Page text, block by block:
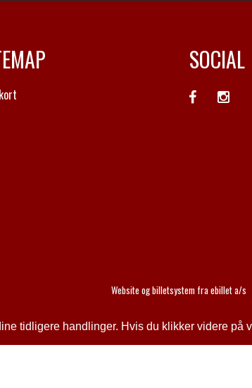
tidligere handlinger. Hvis du klikker videre på
SOCIAL
Website og billetsystem fra ebillet a/s